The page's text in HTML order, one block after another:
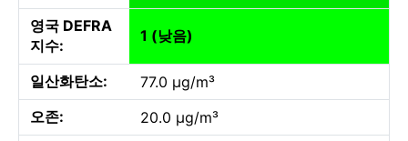
영국 DEFRA
지수:
1 (낮음)
일산화탄소:
77.0 µg/m³
오존:
20.0 µg/m³